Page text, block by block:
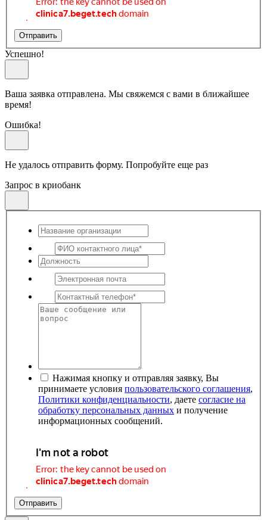
Отправить
Успешно!
Ваша заявка отправлена. Мы свяжемся с вами в ближайшее
время!
Ошибка!
Не удалось отправить форму. Попробуйте еще раз
Запрос в криобанк
Нажимая кнопку и отправляя заявку, Вы
принимаете условия пользовательского соглашения,
Политики конфиденциальности, даете согласие на
обработку персональных данных и получение
информационных сообщений.
Отправить